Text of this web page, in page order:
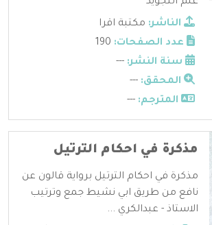
الناشر: مكتبة اقرا
عدد الصفحات:
سنة النشر: ---
المحقق: ---
المترجم: ---
مذكرة في احكام الترتيل
مذكرة في احكام الترتيل برواية قالون عن
نافع من طريق ابي نشيط جمع وترتيب
الاستاذ - عبدالكري ...